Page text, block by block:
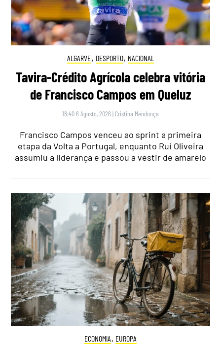
ALGARVE, DESPORTO, NACIONAL
Tavira-Crédito Agrícola celebra vitória
de Francisco Campos em Queluz
18:40 6 Agosto, 2026 | Cristina Mendonça
Francisco Campos venceu ao sprint a primeira
etapa da Volta a Portugal, enquanto Rui Oliveira
assumiu a liderança e passou a vestir de amarelo
ECONOMIA , EUROPA